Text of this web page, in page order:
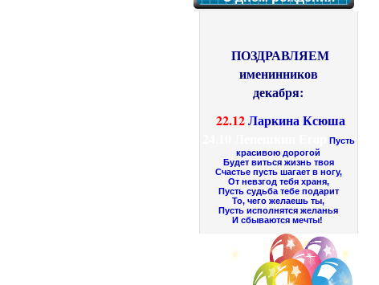
ПОЗДРАВЛЯЕМ
именинников
декабря:
22.12Ларкина Ксюша
Пусть
красивою дорогой
Будет виться жизнь твоя
Счастье пусть шагает в ногу,
От невзгод тебя храня,
Пусть судьба тебе подарит
То, чего желаешь ты,
Пусть исполнятся желанья
И сбываются мечты!